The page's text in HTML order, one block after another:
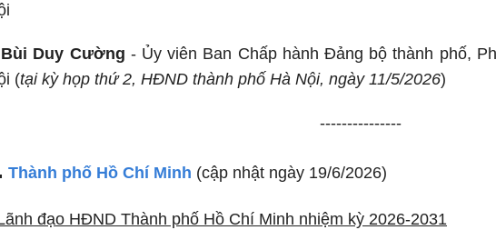
Bùi Duy Cường - Ủy viên Ban Chấp hành Đảng bộ thành phố,
(tại kỳ họp thứ 2, HĐND thành phố Hà Nội, ngày 11/5/2026)
---------------
Thành phố Hồ Chí Minh (cập nhật ngày 19/6/2026)
đạo HĐND Thành phố Hồ Chí Minh nhiệm kỳ 2026-2031